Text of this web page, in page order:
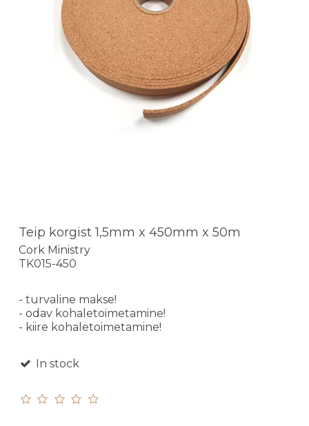
Teip korgist 1,5mm x 450mm x 50m
Cork Ministry
TK015-450
- turvaline makse!
- odav kohaletoimetamine!
- kiire kohaletoimetamine!
In stock